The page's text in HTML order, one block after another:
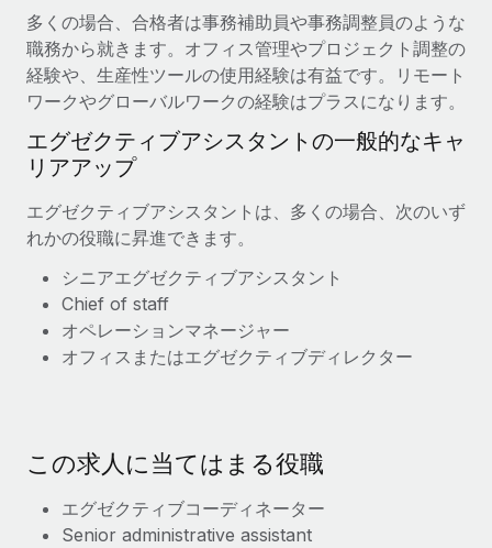
多くの場合、合格者は事務補助員や事務調整員のような
職務から就きます。オフィス管理やプロジェクト調整の
経験や、生産性ツールの使用経験は有益です。リモート
ワークやグローバルワークの経験はプラスになります。
エグゼクティブアシスタントの一般的なキャ
リアアップ
エグゼクティブアシスタントは、多くの場合、次のいず
れかの役職に昇進できます。
シニアエグゼクティブアシスタント
Chief of staff
オペレーションマネージャー
オフィスまたはエグゼクティブディレクター
この求人に当てはまる役職
エグゼクティブコーディネーター
Senior administrative assistant